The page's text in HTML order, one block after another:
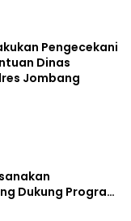
Pengecekani
Dinas
Jombang
Dukung Program